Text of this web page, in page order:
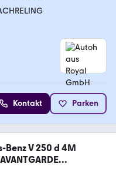
Kontakt Parken
Benz V 250 d 4M